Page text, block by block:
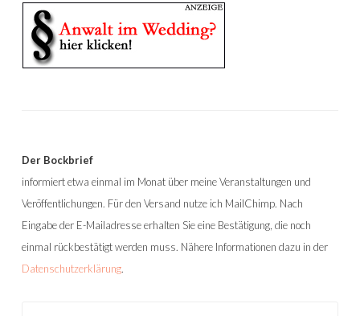
Der Bockbrief
informiert etwa einmal im Monat über meine Veranstaltungen und
Veröffentlichungen. Für den Versand nutze ich MailChimp. Nach
Eingabe der E-Mailadresse erhalten Sie eine Bestätigung, die noch
einmal rückbestätigt werden muss. Nähere Informationen dazu in der
Datenschutzerklärung.